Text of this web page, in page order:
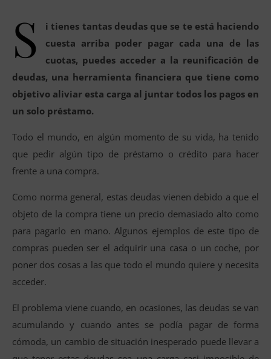
S
i tienes tantas deudas que se te está haciendo
cuesta arriba poder pagar cada una de las
cuotas, puedes acceder a la reunificación de
deudas, una herramienta financiera que tiene como
objetivo aliviar esta carga al juntar todos los pagos en
un solo préstamo.
Todo el mundo, en algún momento de su vida, ha tenido
que pedir algún tipo de préstamo o crédito para hacer
frente a una compra.
Como norma general, estas deudas vienen debido a que el
objeto de la compra tiene un precio demasiado alto como
para pagarlo en mano. Algunos ejemplos de este tipo de
compras pueden ser el adquirir una casa o un coche, por
poner dos cosas a las que todo el mundo quiere y necesita
acceder.
El problema viene cuando, en ocasiones, las deudas se van
acumulando y cuando antes se podía pagar de forma
cómoda, un cambio de situación inesperado puede llevar a